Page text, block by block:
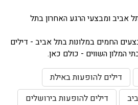
אביב ומבצעי הרגע האחרון בתל
החמים במלונות בתל אביב - דילים
המלון השווים - כולם כאן.
דילים להופעות באילת
דילים להופעות בירושלים